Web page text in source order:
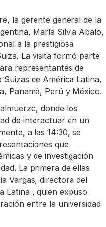
la gerente general de la
María Silvia Abalo,
a la prestigiosa
La visita formó parte
representantes de
Suizas de América Latina,
Panamá, Perú y México.
donde los
de interactuar en un
a las 14:30, se
que
y de investigación
La primera de ellas
Vargas, directora del
Latina , quien expuso
entre la universidad